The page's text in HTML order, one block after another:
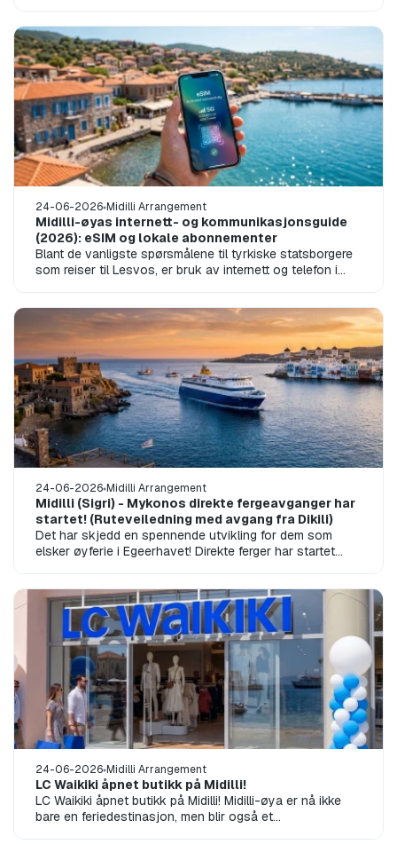
24-06-2026 Midilli Arrangement
Midilli-øyas internett- og kommunikasjonsguide
(2026): eSIM og lokale abonnementer
Blant de vanligste spørsmålene til tyrkiske statsborgere
som reiser til Lesvos, er bruk av internett og telefon i
24-06-2026 Midilli Arrangement
Midilli (Sigri) - Mykonos direkte fergeavganger har
startet! (Ruteveiledning med avgang fra Dikili)
Det har skjedd en spennende utvikling for dem som
elsker øyferie i Egeerhavet! Direkte ferger har startet
24-06-2026 Midilli Arrangement
LC Waikiki åpnet butikk på Midilli!
LC Waikiki åpnet butikk på Midilli! Midilli-øya er nå ikke
bare en feriedestinasjon, men blir også et